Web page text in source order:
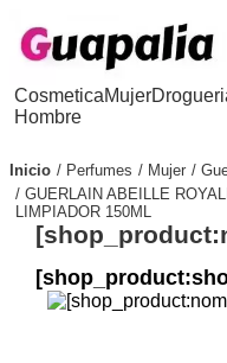
Cosmetica
Hombre
Mujer
Inicio Perfumes Mujer
GUERLAIN ABEILLE
LIMPIADOR 150ML